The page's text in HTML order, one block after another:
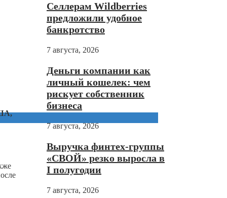
Селлерам Wildberries
предложили удобное
банкротство
7 августа, 2026
Деньги компании как
личный кошелек: чем
рискует собственник
бизнеса
7 августа, 2026
Выручка финтех-группы
«СВОЙ» резко выросла в
I полугодии
7 августа, 2026